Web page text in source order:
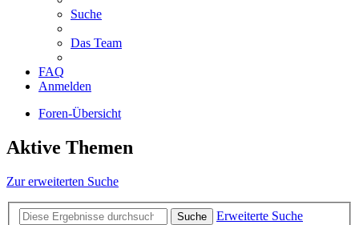
Suche
Das Team
FAQ
Anmelden
Foren-Übersicht
Aktive Themen
Zur erweiterten Suche
Suche
Erweiterte Suche